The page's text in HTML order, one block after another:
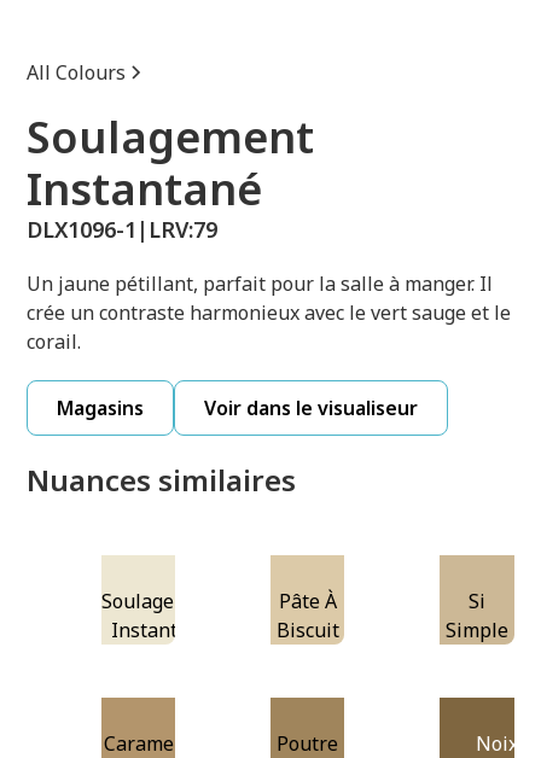
All Colours
Soulagement
Instantané
DLX1096-1 | LRV:79
Un jaune pétillant, parfait pour la salle à manger. Il
crée un contraste harmonieux avec le vert sauge et le
corail.
Magasins Voir dans le visualiseur
Nuances similaires
Soulagement
Instantané
Pâte À
Biscuit
Si
Simple
Caramel
Poutre
Noix